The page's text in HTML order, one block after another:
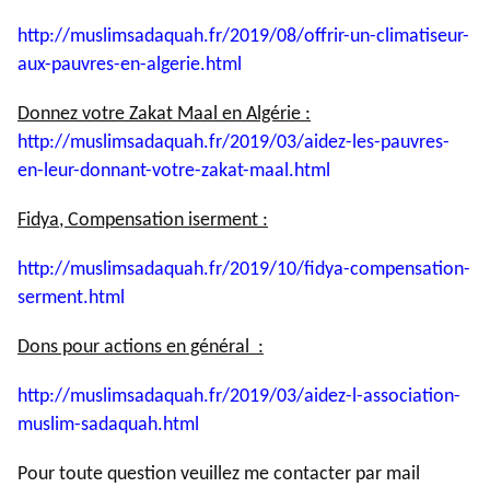
http://muslimsadaquah.fr/2019/08/offrir-un-climatiseur-
aux-pauvres-en-algerie.html
Donnez votre Zakat Maal en Algérie :
http://muslimsadaquah.fr/2019/03/aidez-les-pauvres-
en-leur-donnant-votre-zakat-maal.html
Fidya, Compensation iserment :
http://muslimsadaquah.fr/2019/10/fidya-compensation-
serment.html
Dons pour actions en général :
http://muslimsadaquah.fr/2019/03/aidez-l-association-
muslim-sadaquah.html
Pour toute question veuillez me contacter par mail